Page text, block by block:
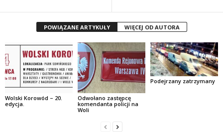
POWIĄZANE ARTYKUŁY WIĘCEJ OD AUTORA
Wolski Korowód – 20.
edycja.
Odwołano zastępcę
komendanta policji na
Woli
Podejrzany zatrzymany